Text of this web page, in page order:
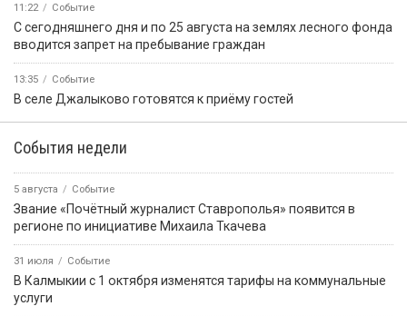
11:22 Событие
С сегодняшнего дня и по 25 августа на землях лесного фонда
вводится запрет на пребывание граждан
13:35 Событие
В селе Джалыково готовятся к приёму гостей
События недели
5 августа Событие
Звание «Почётный журналист Ставрополья» появится в
регионе по инициативе Михаила Ткачева
31 июля Событие
В Калмыкии с 1 октября изменятся тарифы на коммунальные
услуги